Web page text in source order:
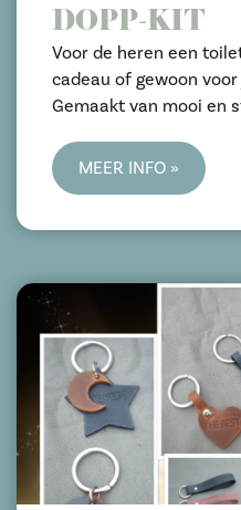
DOPP-KIT
Voor de heren een toilettas van stoer leer; als
cadeau of gewoon voor
Gemaakt van mooi en
atelier.
Is te bestellen via de
Is dit artikel
kleur neem dan
Verzenden of veilig
mogelijk.
MEER INFO »